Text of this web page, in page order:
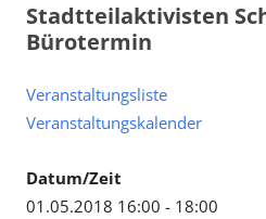
Stadtteilaktivisten
Bürotermin
Veranstaltungsliste
Veranstaltungskalender
Datum/Zeit
01.05.2018 16:00 - 18:00